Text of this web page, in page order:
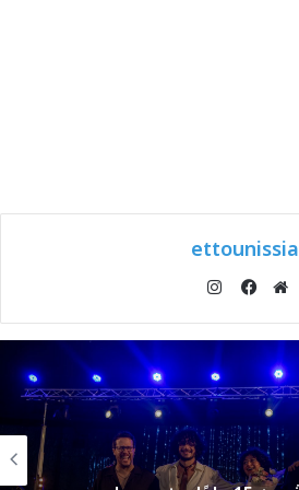
ettounissia
الويب